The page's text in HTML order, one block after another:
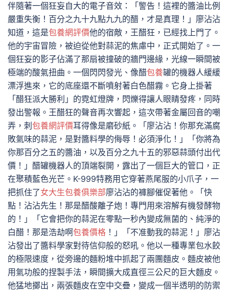
伴隨著一個狂妄自大的電子音效：「警告！這裡的醬油比例
嚴重失衡！百分之九十九點九九的醋，才是真理！」廖沾沾
知道，這是包養網評價他的宿敵，王醋狂，已經找上門了。
他的宇宙冒險，被迫從他對蒜泥的焦慮中，正式開始了。一
個狂妄的影子佔滿了那扇被撞破的牆門邊緣，光線一瞬間被
極端的酸氣扭曲。一個閃閃發光、像醋包養罐的機器人緩緩
漂浮進來，它的底座還不斷噴射著白色醋霧。它身上掛著
「醋狂派大勝利」的霓虹燈牌，閃爍得讓人眼睛發疼，同時
發出警報。王醋狂的聲音再次響起，這次帶著金屬回音的嘲
弄，刺 包養網評價耳得像是磨砂紙。「廖沾沾！你那充滿腐
敗氣味的蒜泥，是對醬料學的侮辱！必須淨化！」「你將為
你那百分之五的醬油，以及百分之九十五的邪惡蒜頭付出代
價！」醋罐機器人的頂端裂開，露出了一個巨大的管口，正
在聚積藍色光芒。K-999特務用它穿著燕尾服的小爪子，一
把抓住了女大生包養俱樂部廖沾沾的褲腳催促著他。「快
點！沾沾先生！那是醋酸離子炮！專門用來溶解有機發酵物
的！」「它會把你的蒜泥在零點一秒內變成無菌的、純淨的
白醋！那是浩劫啊包養價格 ！」「不准動我的蒜泥！」廖沾
沾發出了醬料學家對待信仰般的怒吼。他以一種專業包水餃
的極限速度，從旁邊的麵粉堆中抓起了兩團麵皮。麵皮被他
用氣功般的捏製手法，瞬間擴大成直徑三公尺的巨大麵皮。
他猛地擲出，兩張麵皮在空中交疊，變成一個半透明的防禦